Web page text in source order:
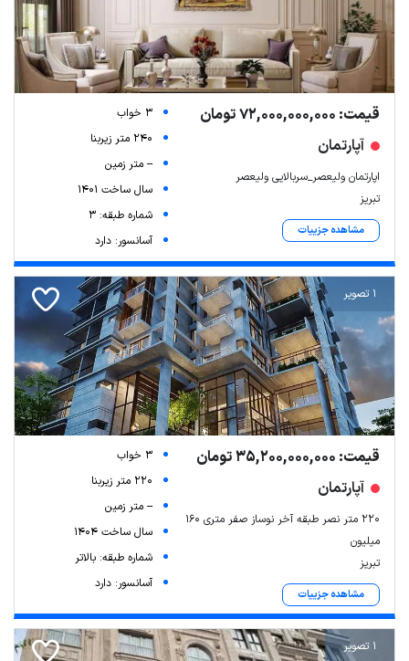
قیمت: 72,000,000,000 تومان
آپارتمان
اپارتمان ولیعصر_سربالایی ولیعصر
تبریز
مشاهده جزییات
3 خواب
240 متر زیربنا
-- متر زمین
سال ساخت 1401
شماره طبقه: 3
آسانسور: دارد
1 تصویر
قیمت: 35,200,000,000 تومان
آپارتمان
۲۲۰ متر نصر طبقه آخر نوساز صفر متری ۱۶۰
میلیون
تبریز
مشاهده جزییات
3 خواب
220 متر زیربنا
-- متر زمین
سال ساخت 1404
شماره طبقه: بالاتر
آسانسور: دارد
1 تصویر